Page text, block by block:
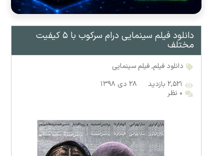
دانلود فیلم سینمایی درام سرکوب با ۵ کیفیت
مختلف
دانلود فیلم,فیلم سینمایی
۲,۵۲۱ بازدید
۲۸ دی ۱۳۹۸
۰ نظر